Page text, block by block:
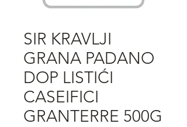
SIR KRAVLJI
GRANA PADANO
DOP LISTIĆI
CASEIFICI
GRANTERRE 500G